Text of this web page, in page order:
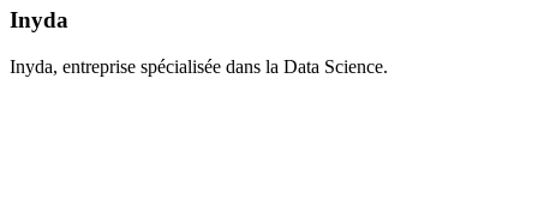
Inyda
Inyda, entreprise spécialisée dans la Data Science.